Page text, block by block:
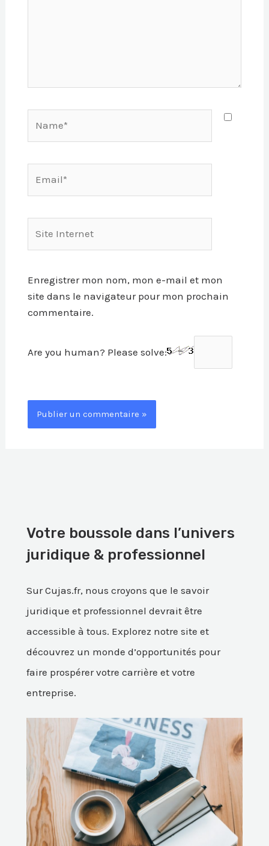
Internet
Enregistrer mon nom, mon e-mail et mon
site dans le navigateur pour mon prochain
commentaire.
Are you human? Please solve:
Votre boussole dans l’univers
juridique & professionnel
Sur Cujas.fr, nous croyons que le savoir
juridique et professionnel devrait être
accessible à tous. Explorez notre site et
découvrez un monde d’opportunités pour
faire prospérer votre carrière et votre
entreprise.